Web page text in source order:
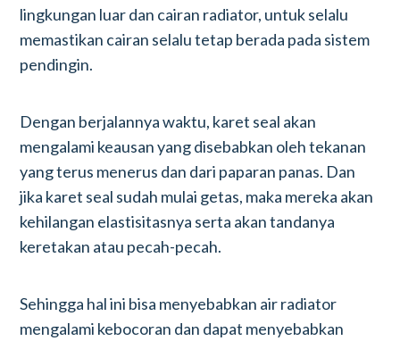
lingkungan luar dan cairan radiator, untuk selalu
memastikan cairan selalu tetap berada pada sistem
pendingin.
Dengan berjalannya waktu, karet seal akan
mengalami keausan yang disebabkan oleh tekanan
yang terus menerus dan dari paparan panas. Dan
jika karet seal sudah mulai getas, maka mereka akan
kehilangan elastisitasnya serta akan tandanya
keretakan atau pecah-pecah.
Sehingga hal ini bisa menyebabkan air radiator
mengalami kebocoran dan dapat menyebabkan